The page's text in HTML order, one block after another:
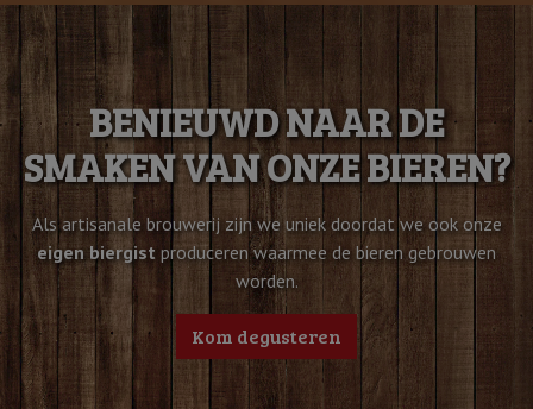
BENIEUWD NAAR DE
SMAKEN VAN ONZE BIEREN?
Als artisanale brouwerij zijn we uniek doordat we ook onze
eigen biergist produceren waarmee de bieren gebrouwen
worden.
Kom degusteren